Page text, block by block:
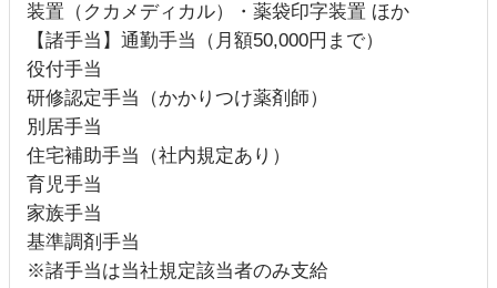
装置（クカメディカル）・薬袋印字装置 ほか
【諸手当】通勤手当（月額50,000円まで）
役付手当
研修認定手当（かかりつけ薬剤師）
別居手当
住宅補助手当（社内規定あり）
育児手当
家族手当
基準調剤手当
※諸手当は当社規定該当者のみ支給